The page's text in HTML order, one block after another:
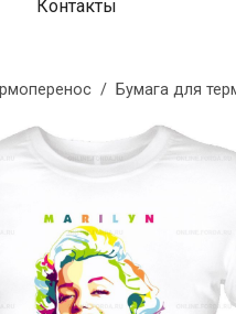
Контакты
/ Бумага для